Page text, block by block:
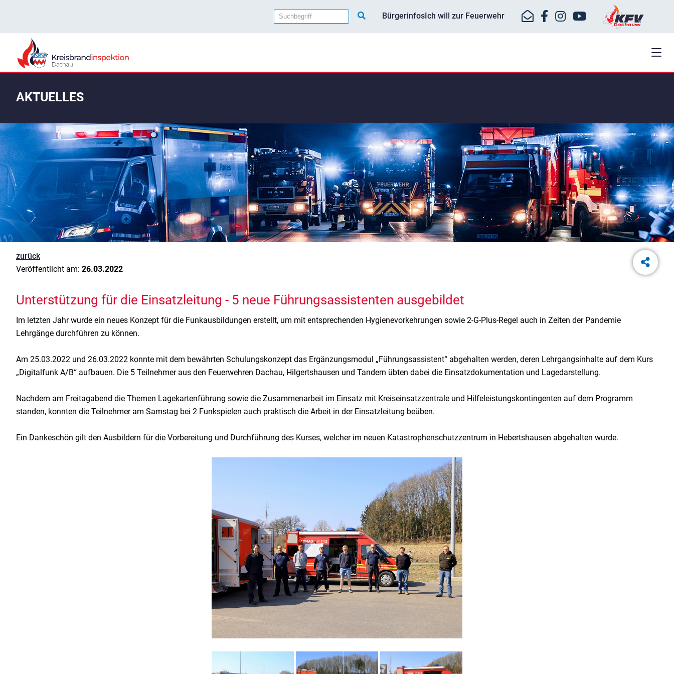
BürgerinfosIch will zur Feuerwehr
AKTUELLES
zurück
Veröffentlicht am: 26.03.2022
Unterstützung für die Einsatzleitung - 5 neue Führungsassistenten ausgebildet
Im letzten Jahr wurde ein neues Konzept für die Funkausbildungen erstellt, um mit entsprechenden Hygienevorkehrungen sowie 2-G-Plus-Regel auch in Zeiten der Pandemie
Lehrgänge durchführen zu können.
Am 25.03.2022 und 26.03.2022 konnte mit dem bewährten Schulungskonzept das Ergänzungsmodul „Führungsassistent“ abgehalten werden, deren Lehrgangsinhalte auf dem Kurs
„Digitalfunk A/B“ aufbauen. Die 5 Teilnehmer aus den Feuerwehren Dachau, Hilgertshausen und Tandern übten dabei die Einsatzdokumentation und Lagedarstellung.
Nachdem am Freitagabend die Themen Lagekartenführung sowie die Zusammenarbeit im Einsatz mit Kreiseinsatzzentrale und Hilfeleistungskontingenten auf dem Programm
standen, konnten die Teilnehmer am Samstag bei 2 Funkspielen auch praktisch die Arbeit in der Einsatzleitung beüben.
Ein Dankeschön gilt den Ausbildern für die Vorbereitung und Durchführung des Kurses, welcher im neuen Katastrophenschutzzentrum in Hebertshausen abgehalten wurde.